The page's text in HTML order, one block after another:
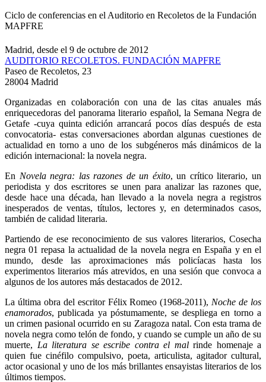
Ciclo de conferencias en el Auditorio en Recoletos de la Fundación
MAPFRE
Madrid, desde el 9 de octubre de 2012
AUDITORIO RECOLETOS. FUNDACIÓN MAPFRE
Paseo de Recoletos, 23
28004 Madrid
Organizadas en colaboración con una de las citas anuales más
enriquecedoras del panorama literario español, la Semana Negra de
Getafe -cuya quinta edición arrancará pocos días después de esta
convocatoria- estas conversaciones abordan algunas cuestiones de
actualidad en torno a uno de los subgéneros más dinámicos de la
edición internacional: la novela negra.
En Novela negra: las razones de un éxito, un crítico literario, un
periodista y dos escritores se unen para analizar las razones que,
desde hace una década, han llevado a la novela negra a registros
inesperados de ventas, títulos, lectores y, en determinados casos,
también de calidad literaria.
Partiendo de ese reconocimiento de sus valores literarios, Cosecha
negra 01 repasa la actualidad de la novela negra en España y en el
mundo, desde las aproximaciones más policíacas hasta los
experimentos literarios más atrevidos, en una sesión que convoca a
algunos de los autores más destacados de 2012.
La última obra del escritor Félix Romeo (1968-2011), Noche de los
enamorados, publicada ya póstumamente, se despliega en torno a
un crimen pasional ocurrido en su Zaragoza natal. Con esta trama de
novela negra como telón de fondo, y cuando se cumple un año de su
muerte, La literatura se escribe contra el malrinde homenaje a
quien fue cinéfilo compulsivo, poeta, articulista, agitador cultural,
actor ocasional y uno de los más brillantes ensayistas literarios de los
últimos tiempos.